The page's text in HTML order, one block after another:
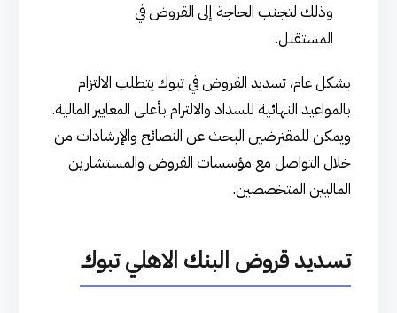
وذلك لتجنب الحاجة إلى القروض في
المستقبل.
بشكل عام، تسديد القروض في تبوك يتطلب الالتزام
بالمواعيد النهائية للسداد والالتزام بأعلى المعايير المالية.
ويمكن للمقترضين البحث عن النصائح والإرشادات من
خلال التواصل مع مؤسسات القروض والمستشارين
الماليين المتخصصين.
تسديد قروض البنك الاهلي تبوك